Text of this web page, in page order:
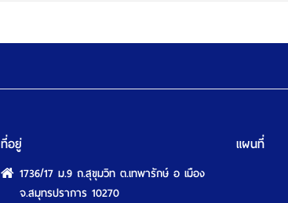
ที่อยู่
1736/17 ม.9 ถ.สุขุมวิท ต.เทพารักษ์ อ เมือง
จ.สมุทรปราการ 10270
แผนที่